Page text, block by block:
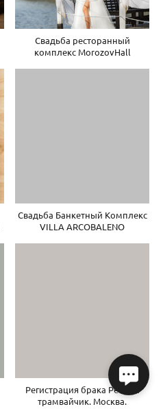
Свадьба ресторанный
комплекс MorozovHall
Свадьба Банкетный Комплекс
VILLA ARCOBALENO
Регистрация брака Речной
трамвайчик. Москва.